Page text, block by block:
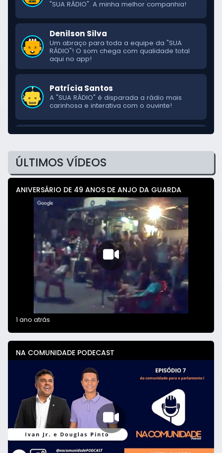
"SUA RÁDIO". A minha melhor companhia!
Denilson Silva
Um abraço para toda a equipe da "SUA
RÁDIO"! O som chega com qualidade total
aqui no app!
Patrícia Santos
A "SUA RÁDIO" é disparada a rádio mais
carinhosa e interativa com o ouvinte!
Luciana Mendes
equipe técnica e para os ouvintes da "SUA
RÁDIO"!
Jardel Castro
O som da "SUA RÁDIO" é diferenciado
demais! A melhor programação da cidade.
ÚLTIMOS VÍDEOS
ANIVERSÁRIO DE 49 ANOS DE ANJO DA GUARDA
1 ano atrás
NA COMUNIDADE PODECAST